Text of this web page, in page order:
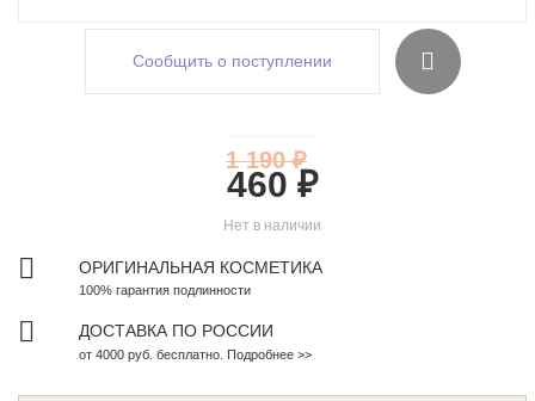
Сообщить о поступлении
Нет в наличии
460 ₽
1 190 ₽
ОРИГИНАЛЬНАЯ КОСМЕТИКА
100% гарантия подлинности
ДОСТАВКА ПО РОССИИ
от 4000 руб. бесплатно. Подробнее >>